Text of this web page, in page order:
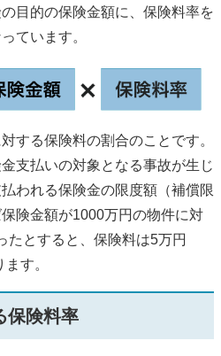
目的の保険金額に、保険料率を
ています。
する保険料の割合のことです。
支払いの対象となる事故が生じ
われる保険金の限度額（補償限
険金額が1000万円の物件に対
たとすると、保険料は5万円
す。
保険料率